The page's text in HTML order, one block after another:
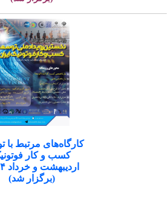
کارگاه‌های مرتبط با
کسب و کار فوتونیک
اردیبهشت و خرداد ۱۴۰۴
(برگزار شد)